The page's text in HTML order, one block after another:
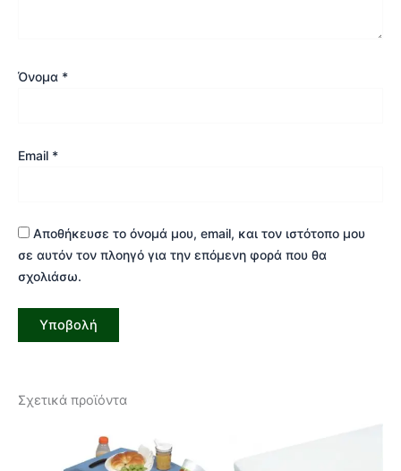
Όνομα *
Email *
Αποθήκευσε το όνομά μου, email, και τον ιστότοπο μου
σε αυτόν τον πλοηγό για την επόμενη φορά που θα
σχολιάσω.
Σχετικά προϊόντα